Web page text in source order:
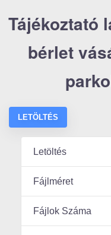
Tájékoztató
bérlet
LETÖLTÉS
Letöltés
Fájlméret
Fájlok Száma